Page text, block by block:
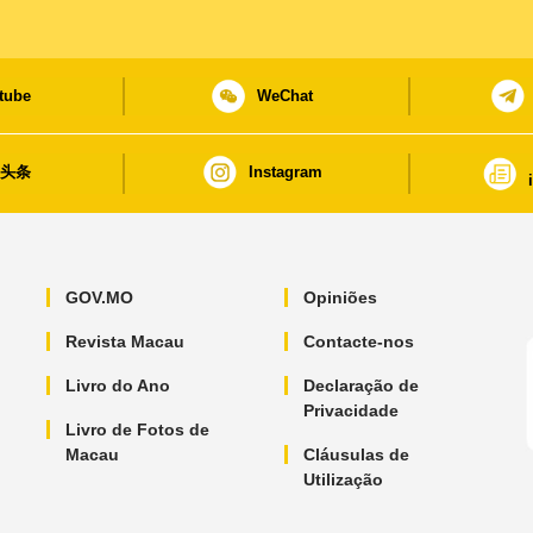
WeChat
条 Instagram
GOV.MO
Revista Macau
Livro do Ano
Livro de Fotos de
Macau
Opiniões
Contacte-nos
Declaração de
Privacidade
Cláusulas de
Utilização